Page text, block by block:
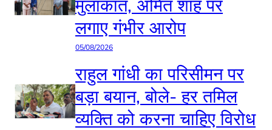
मुलाकात, अमित शाह पर
लगाए गंभीर आरोप
05/08/2026
राहुल गांधी का परिसीमन पर
बड़ा बयान, बोले- हर तमिल
व्यक्ति को करना चाहिए विरोध